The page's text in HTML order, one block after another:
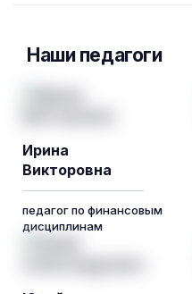
Наши педагоги
Ирина
Викторовна
педагог по финансовым
дисциплинам